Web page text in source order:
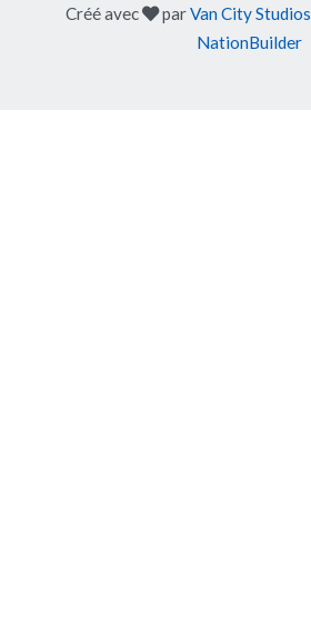
Créé avec
soin
parVan City Studios
NationBuilder